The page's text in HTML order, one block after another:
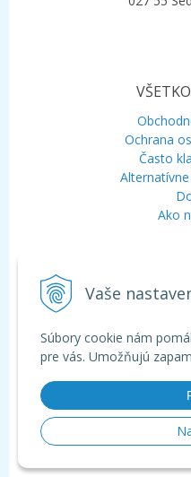
Vaše
Súbory cookie nám
pre vás. Umožňujú
Ochrana
Často
Ako
Mobil:
© 2026 Aquagarden - široká